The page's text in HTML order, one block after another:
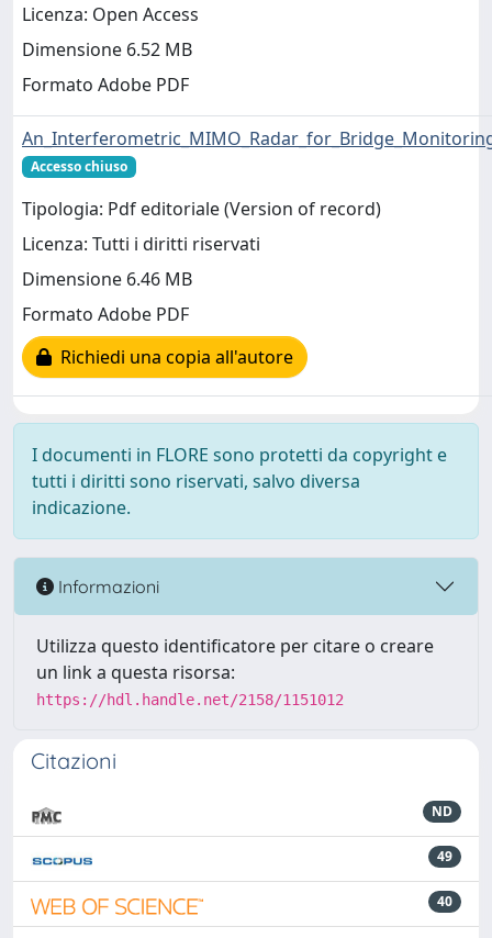
Licenza: Open Access
Dimensione 6.52 MB
Formato Adobe PDF
Accesso chiuso
Tipologia: Pdf editoriale (Version of record)
Licenza: Tutti i diritti riservati
Dimensione 6.46 MB
Formato Adobe PDF
Richiedi una copia all'autore
I documenti in FLORE sono protetti da copyright e
tutti i diritti sono riservati, salvo diversa
indicazione.
Informazioni
Utilizza questo identificatore per citare o creare
un link a questa risorsa:
https://hdl.handle.net/2158/1151012
Citazioni
ND
49
40